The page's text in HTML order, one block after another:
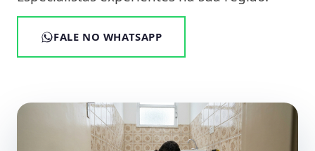
FALE NO WHATSAPP